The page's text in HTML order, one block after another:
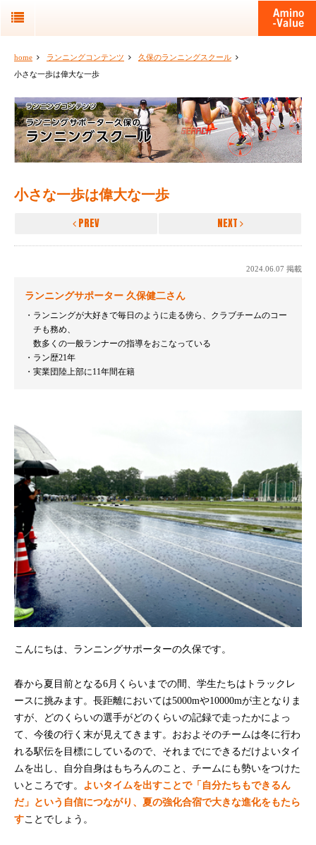
home ランニングコンテンツ
久保のランニングスクール
小さな一歩は偉大な一歩
小さな一歩は偉大な一歩
PREV NEXT
2024.06.07 掲載
ランニングサポーター 久保健二さん
ランニングが大好きで毎日のように走る傍ら、クラブチームのコー
チも務め、
数多くの一般ランナーの指導をおこなっている
ラン歴21年
実業団陸上部に11年間在籍
こんにちは、ランニングサポーターの久保です。
春から夏目前となる6月くらいまでの間、学生たちはトラックレ
ースに挑みます。長距離においては5000mや10000mが主となりま
すが、どのくらいの選手がどのくらいの記録で走ったかによっ
て、今後の行く末が見えてきます。おおよそのチームは冬に行わ
れる駅伝を目標にしているので、それまでにできるだけよいタイ
ムを出し、自分自身はもちろんのこと、チームにも勢いをつけた
いところです。
よいタイムを出すことで「自分たちもできるん
だ」という自信につながり、夏の強化合宿で大きな進化をもたら
すことでしょう。